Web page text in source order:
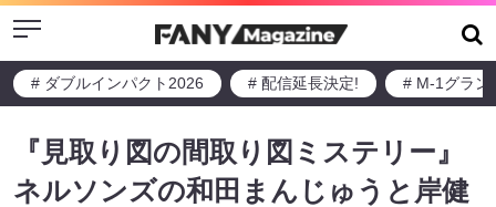
Menu
# ダブルインパクト2026 # 配信延長決定! # M-1グラン
『見取り図の間取り図ミステリー』
ネルソンズの和田まんじゅうと岸健